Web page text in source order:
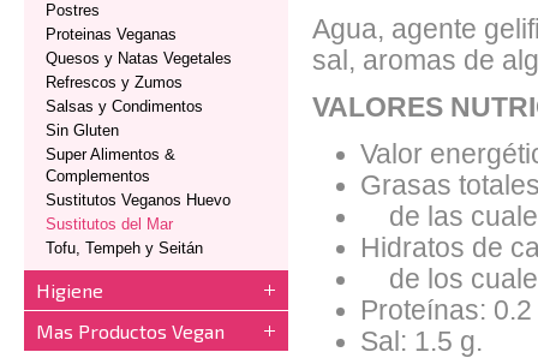
Postres
Proteinas Veganas
Quesos y Natas Vegetales
Refrescos y Zumos
Salsas y Condimentos
Sin Gluten
Super Alimentos &
Complementos
Sustitutos Veganos Huevo
Sustitutos del Mar
Tofu, Tempeh y Seitán
Higiene
Mas Productos Vegan
Agua, agente
sal, aromas de
VALORES
Valor
Grasas
de las
Hidratos de
de los
Proteínas: 0.2
Sal: 1.5 g.